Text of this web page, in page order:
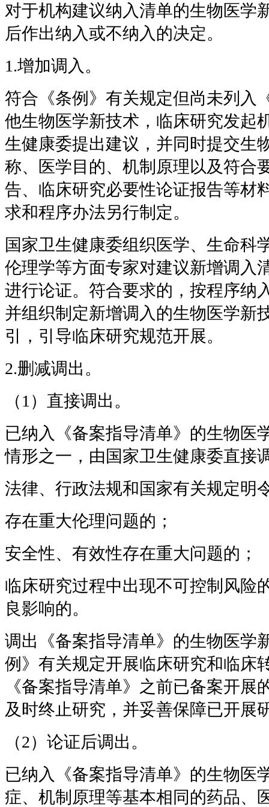
对于机构建议纳入清单的生物医学
后作出纳入或不纳入的决定。
1.增加调入。
符合《条例》有关规定但尚未列入
他生物医学新技术，临床研究发起
生健康委提出建议，并同时提交生
称、医学目的、机制原理以及符合
告、临床研究必要性论证报告等材
求和程序办法另行制定。
国家卫生健康委组织医学、生命科
伦理学等方面专家对建议新增调入
进行论证。符合要求的，按程序纳
并组织制定新增调入的生物医学新
引，引导临床研究规范开展。
2.删减调出。
（1）直接调出。
已纳入《备案指导清单》的生物医
情形之一，由国家卫生健康委直接
法律、行政法规和国家有关规定明
存在重大伦理问题的；
安全性、有效性存在重大问题的；
临床研究过程中出现不可控制风险
良影响的。
调出《备案指导清单》的生物医学
例》有关规定开展临床研究和临床
《备案指导清单》之前已备案开展
及时终止研究，并妥善保障已开展
（2）论证后调出。
已纳入《备案指导清单》的生物医
症、机制原理等基本相同的药品、